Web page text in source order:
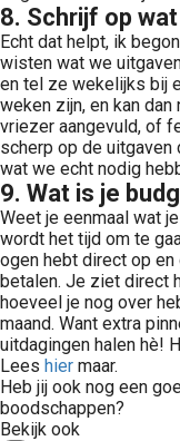
8. Schrijf op
Echt dat helpt, ik
wisten wat we
en tel ze wekelijks bij
weken zijn, en kan
vriezer aangevuld, of
scherp op de
wat we echt nodig
9. Wat is je
Weet je eenmaal wat
wordt het tijd om te
ogen hebt direct op
betalen. Je ziet direct
hoeveel je nog over
maand. Want extra
uitdagingen halen hè!
Lees hier maar.
Heb jij ook nog een
boodschappen?
Bekijk ook